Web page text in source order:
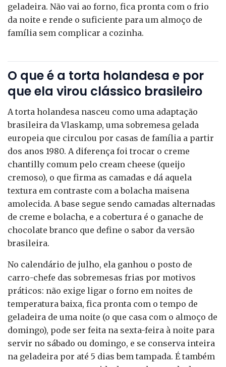
geladeira. Não vai ao forno, fica pronta com o frio
da noite e rende o suficiente para um almoço de
família sem complicar a cozinha.
O que é a torta holandesa e por
que ela virou clássico brasileiro
A torta holandesa nasceu como uma adaptação
brasileira da Vlaskamp, uma sobremesa gelada
europeia que circulou por casas de família a partir
dos anos 1980. A diferença foi trocar o creme
chantilly comum pelo cream cheese (queijo
cremoso), o que firma as camadas e dá aquela
textura em contraste com a bolacha maisena
amolecida. A base segue sendo camadas alternadas
de creme e bolacha, e a cobertura é o ganache de
chocolate branco que define o sabor da versão
brasileira.
No calendário de julho, ela ganhou o posto de
carro-chefe das sobremesas frias por motivos
práticos: não exige ligar o forno em noites de
temperatura baixa, fica pronta com o tempo de
geladeira de uma noite (o que casa com o almoço de
domingo), pode ser feita na sexta-feira à noite para
servir no sábado ou domingo, e se conserva inteira
na geladeira por até 5 dias bem tampada. É também